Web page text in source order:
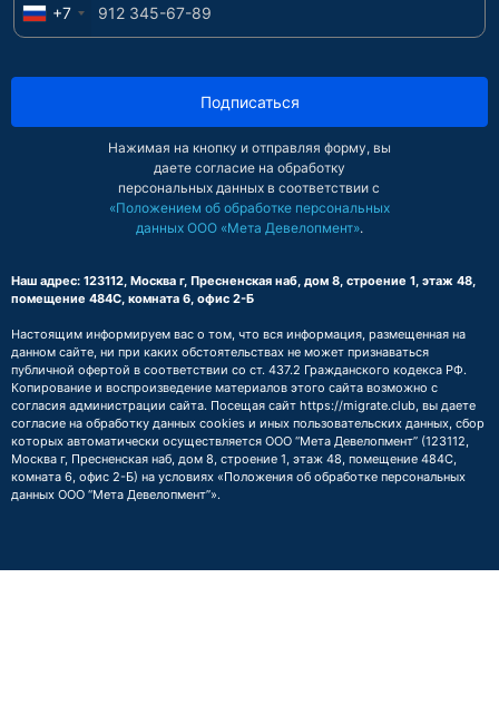
+7
Подписаться
Нажимая на кнопку и отправляя форму, вы
даете согласие на обработку
персональных данных в соответствии с
«Положением об обработке персональных
данных ООО «Мета Девелопмент».
Наш адрес: 123112, Москва г, Пресненская наб, дом 8, строение 1, этаж 48,
помещение 484С, комната 6, офис 2-Б
Настоящим информируем вас о том, что вся информация, размещенная на
данном сайте, ни при каких обстоятельствах не может признаваться
публичной офертой в соответствии со ст. 437.2 Гражданского кодекса РФ.
Копирование и воспроизведение материалов этого сайта возможно с
согласия администрации сайта. Посещая сайт https://migrate.club, вы даете
согласие на обработку данных cookies и иных пользовательских данных, сбор
которых автоматически осуществляется ООО “Мета Девелопмент” (123112,
Москва г, Пресненская наб, дом 8, строение 1, этаж 48, помещение 484С,
комната 6, офис 2-Б) на условиях «Положения об обработке персональных
данных ООО “Мета Девелопмент”».